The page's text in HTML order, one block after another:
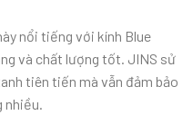
nổi tiếng với kính Blue
và chất lượng tốt. JINS sử
tiên tiến mà vẫn đảm bảo